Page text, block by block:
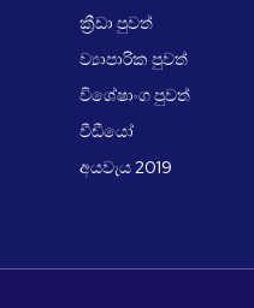
ක්‍රීඩා පුවත්
ව්‍යාපාරික පුවත්
විශේෂාංග පුවත්
වීඩීයෝ
අයවැය 2019